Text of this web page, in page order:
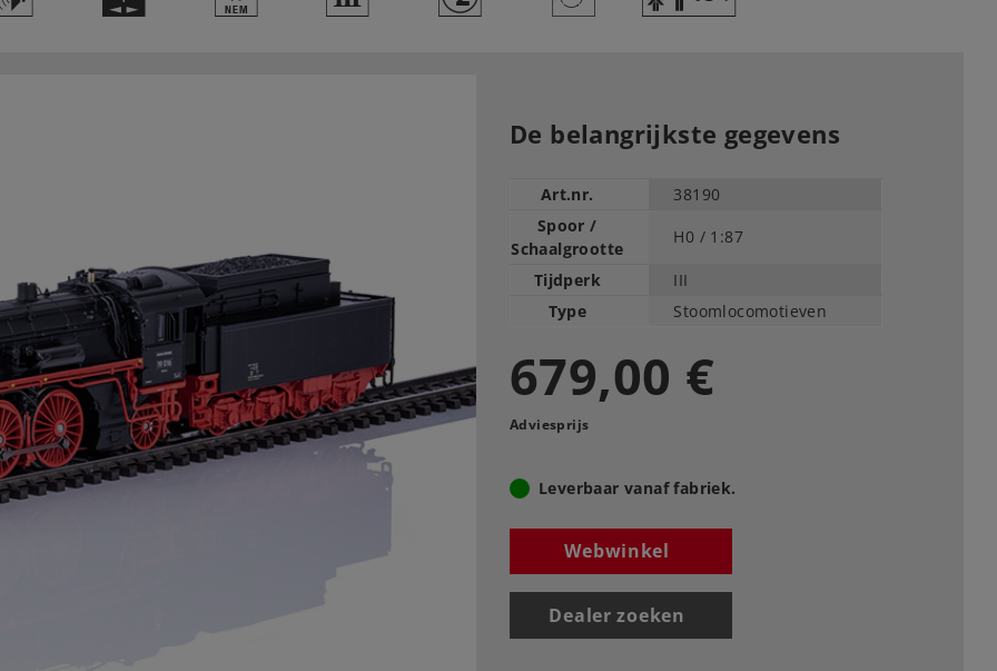
De belangrijkste gegevens
Art.nr.
38190
Spoor /
Schaalgrootte
H0 / 1:87
Tijdperk
III
Type
Stoomlocomotieven
679,00 €
Adviesprijs
Leverbaar vanaf fabriek.
Webwinkel
Dealer zoeken